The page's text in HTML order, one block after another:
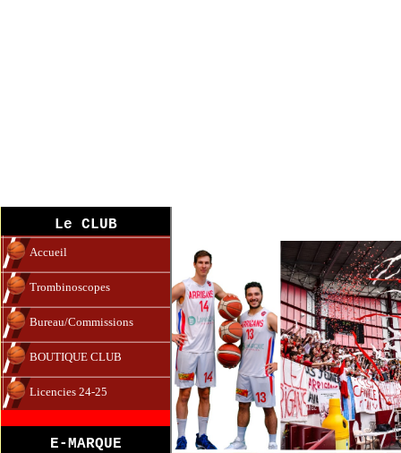
Le CLUB
Accueil
Trombinoscopes
Bureau/Commissions
BOUTIQUE CLUB
Licencies 24-25
E-MARQUE